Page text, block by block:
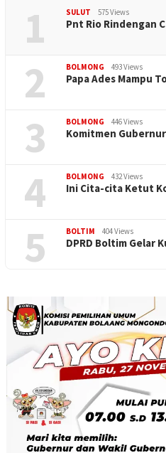
1 SULUT 575 Views
Pnt Rio Rindengan
2 BOLMONG 493 Views
Papa Ades Mampu
3 BOLMONG 446 Views
Komitmen
4 BOLMONG 432 Views
Ini Cita-cita Ketut
5 BOLTIM 404 Views
DPRD Boltim Gelar